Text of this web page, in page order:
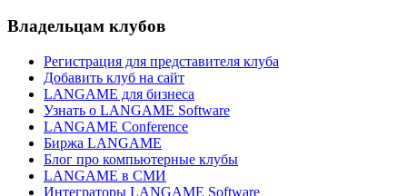
Владельцам клубов
Регистрация для представителя клуба
Добавить клуб на сайт
LANGAME для бизнеса
Узнать о LANGAME Software
LANGAME Conference
Биржа LANGAME
Блог про компьютерные клубы
LANGAME в СМИ
Интеграторы LANGAME Software